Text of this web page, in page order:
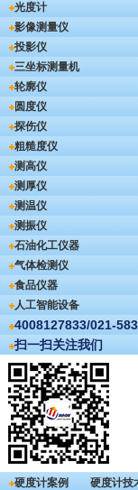
光度计
影像测量仪
投影仪
三坐标测量机
轮廓仪
圆度仪
探伤仪
粗糙度仪
测高仪
测厚仪
测温仪
测振仪
石油化工仪器
气体检测仪
食品仪器
人工智能设备
4008127833/021-
扫一扫关注我们
硬度计案例
硬度计技